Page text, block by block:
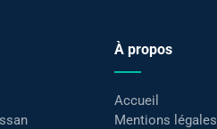
À propos
Accueil
Mentions légales